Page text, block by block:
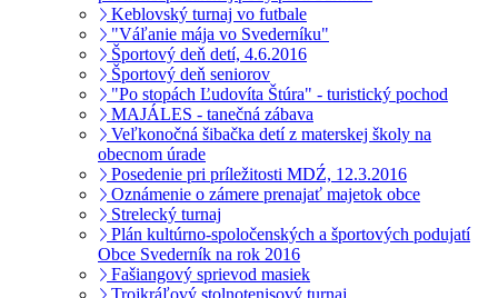
Keblovský turnaj vo futbale
"Váľanie mája vo Svederníku"
Športový deň detí, 4.6.2016
Športový deň seniorov
"Po stopách Ľudovíta Štúra" - turistický pochod
MAJÁLES - tanečná zábava
Veľkonočná šibačka detí z materskej školy na
obecnom úrade
Posedenie pri príležitosti MDŹ, 12.3.2016
Oznámenie o zámere prenajať majetok obce
Strelecký turnaj
Plán kultúrno-spoločenských a športových podujatí
Obce Svederník na rok 2016
Fašiangový sprievod masiek
Trojkráľový stolnotenisový turnaj